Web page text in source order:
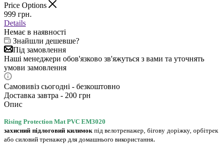
Price Options
999 грн.
Details
Немає в наявності
Знайшли дешевше?
Під замовлення
Наші менеджери обов'язково зв'яжуться з вами та уточнять
умови замовлення
Самовивіз сьогодні - безкоштовно
Доставка завтра - 200 грн
Опис
Rising Protection Mat PVC EM3020
захисний підлоговий килимок під велотренажер, бігову доріжку, орбітрек
або силовий тренажер для домашнього використання.